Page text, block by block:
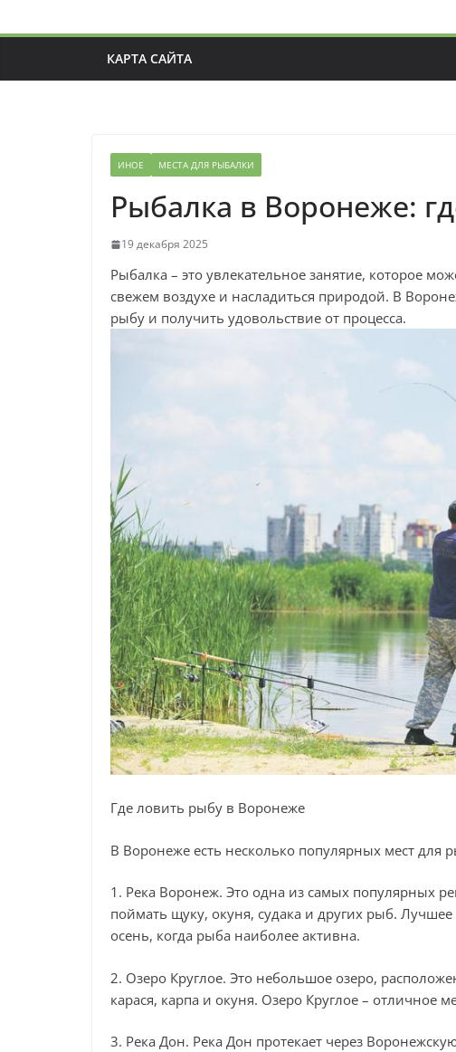
КАРТА САЙТА
ИНОЕ МЕСТА ДЛЯ РЫБАЛКИ
Рыбалка в Воронеже:
19 декабря 2025
Рыбалка – это увлекательное занятие, которое
свежем воздухе и насладиться природой. В
рыбу и получить удовольствие от процесса.
Где ловить рыбу в Воронеже
В Воронеже есть несколько популярных мест для
1. Река Воронеж. Это одна из самых популярных
поймать щуку, окуня, судака и других рыб.
осень, когда рыба наиболее активна.
2. Озеро Круглое. Это небольшое озеро,
карася, карпа и окуня. Озеро Круглое – отличное
3. Река Дон. Река Дон протекает через